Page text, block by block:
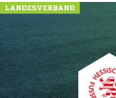
LANDESVERBAND